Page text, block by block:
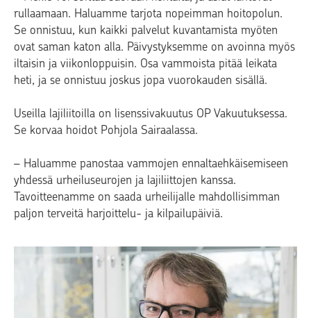
rullaamaan. Haluamme tarjota nopeimman hoitopolun.
Se onnistuu, kun kaikki palvelut kuvantamista myöten
ovat saman katon alla. Päivystyksemme on avoinna myös
iltaisin ja viikonloppuisin. Osa vammoista pitää leikata
heti, ja se onnistuu joskus jopa vuorokauden sisällä.
Useilla lajiliitoilla on lisenssivakuutus OP Vakuutuksessa.
Se korvaa hoidot Pohjola Sairaalassa.
– Haluamme panostaa vammojen ennaltaehkäisemiseen
yhdessä urheiluseurojen ja lajiliittojen kanssa.
Tavoitteenamme on saada urheilijalle mahdollisimman
paljon terveitä harjoittelu- ja kilpailupäiviä.